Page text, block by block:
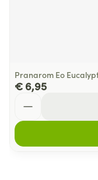
Pranarom Eo
€ 6,95